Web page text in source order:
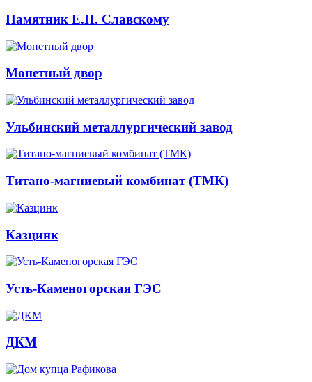
Памятник Е.П. Славскому
Монетный двор
Ульбинский металлургический завод
Титано-магниевый комбинат (ТМК)
Казцинк
Усть-Каменогорская ГЭС
ДКМ